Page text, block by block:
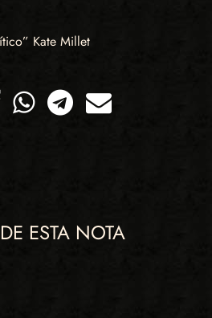
Kate Millet
WhatsappTelegramCorreo
ESTA NOTA